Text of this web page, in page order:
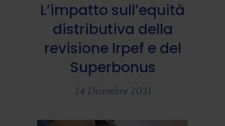
L’impatto sull’equità
distributiva della
revisione Irpef e del
Superbonus
24 Dicembre 2021